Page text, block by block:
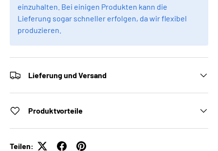
einzuhalten. Bei einigen Produkten kann die
Lieferung sogar schneller erfolgen, da wir flexibel
produzieren.
Lieferung und Versand
Produktvorteile
Teilen: